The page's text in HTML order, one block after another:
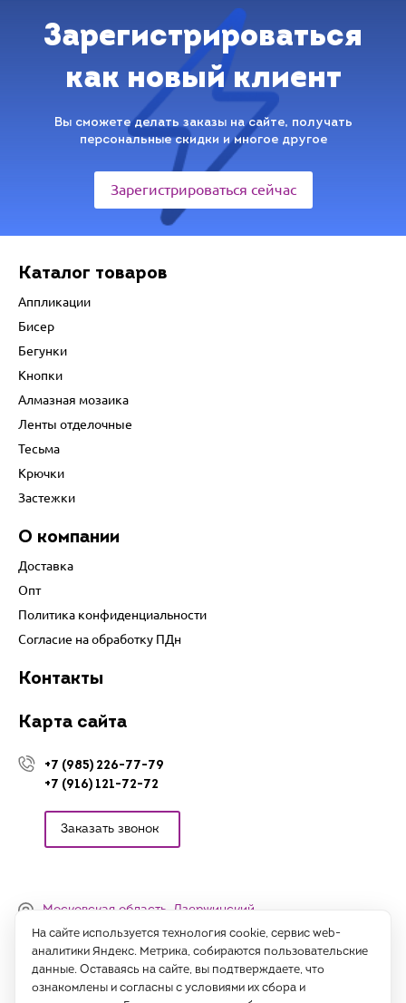
Зарегистрироваться
как новый клиент
Вы сможете делать заказы на сайте, получать
персональные скидки и многое другое
Зарегистрироваться сейчас
Каталог товаров
Аппликации
Бисер
Бегунки
Кнопки
Алмазная мозаика
Ленты отделочные
Тесьма
Крючки
Застежки
О компании
Доставка
Опт
Политика конфиденциальности
Согласие на обработку ПДн
Контакты
Карта сайта
+7 (985) 226-77-79
+7 (916) 121-72-72
Заказать звонок
Московская область, Дзержинский,
Денисьевский проезд, 15 (офис)
Часы работы:
с 09:00 до 18:00, сб-вс - выходные
На сайте используется технология cookie, сервис web-
аналитики Яндекс. Метрика, собираются пользовательские
данные. Оставаясь на сайте, вы подтверждаете, что
ознакомлены и согласны с условиями их сбора и